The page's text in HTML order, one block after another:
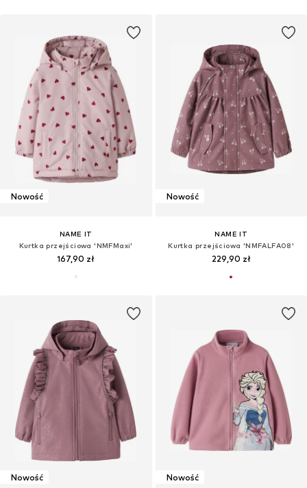
Nowość
NAME IT
Kurtka przejściowa 'NMFMaxi'
167,90 zł
Nowość
NAME IT
Kurtka przejściowa 'NMFALFA08'
229,90 zł
Nowość Nowość